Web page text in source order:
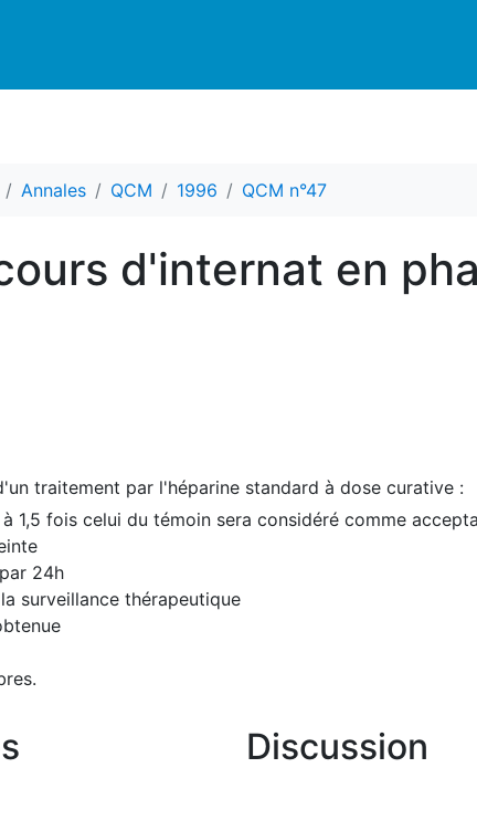
Annales QCM 1996 QCM n°47
d'internat en
traitement par l'héparine standard à dose curative :
1,5 fois celui du témoin sera considéré comme
24h
surveillance thérapeutique
Discussion